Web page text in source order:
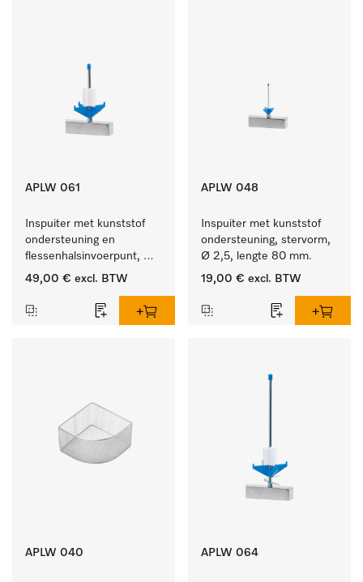
APLW 061
Inspuiter met kunststof
ondersteuning en
flessenhalsinvoerpunt,
ster, Ø 6, lengte 115 mm.
49,00 € excl. BTW
APLW 048
Inspuiter met kunststof
ondersteuning, stervorm,
Ø 2,5, lengte 80 mm.
19,00 € excl. BTW
APLW 040 APLW 064